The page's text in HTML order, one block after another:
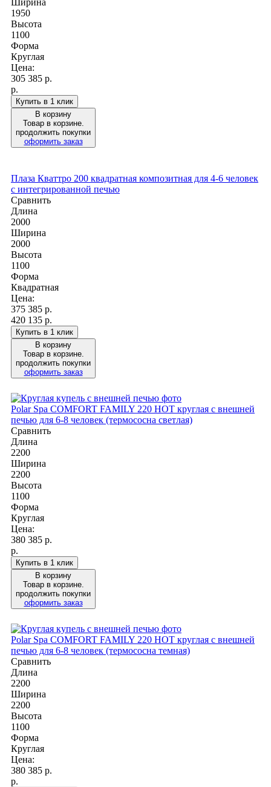
1950
Высота
1100
Форма
Круглая
Цена:
305 385 р.
р.
Купить в 1 клик
В корзину
Товар в корзине.
продолжить покупки
оформить заказ
Плаза Кваттро 200 квадратная композитная для 4-6 человек
с интегрированной печью
Сравнить
Длина
2000
Ширина
2000
Высота
1100
Форма
Квадратная
Цена:
375 385 р.
420 135 р.
Купить в 1 клик
В корзину
Товар в корзине.
продолжить покупки
оформить заказ
Polar Spa COMFORT FAMILY 220 HOT круглая с внешней
печью для 6-8 человек (термососна светлая)
Сравнить
Длина
2200
Ширина
2200
Высота
1100
Форма
Круглая
Цена:
380 385 р.
р.
Купить в 1 клик
В корзину
Товар в корзине.
продолжить покупки
оформить заказ
Polar Spa COMFORT FAMILY 220 HOT круглая c внешней
печью для 6-8 человек (термососна темная)
Сравнить
Длина
2200
Ширина
2200
Высота
1100
Форма
Круглая
Цена:
380 385 р.
р.